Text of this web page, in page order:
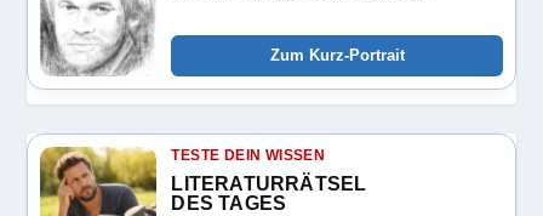
Zum Kurz-Portrait
TESTE DEIN WISSEN
LITERATURRÄTSEL
DES TAGES